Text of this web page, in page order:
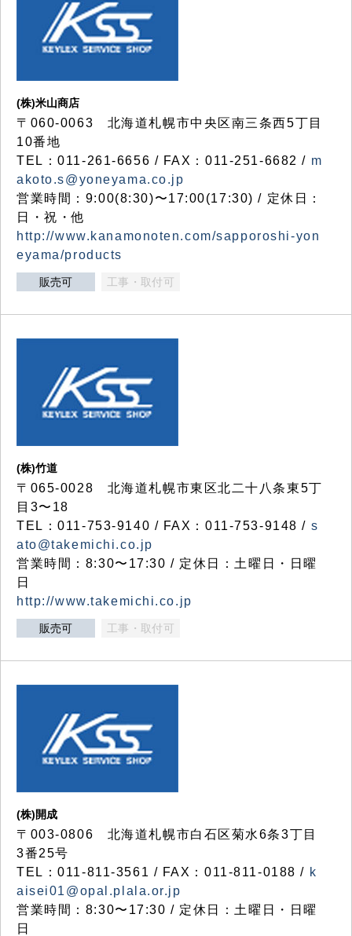
(株)米山商店
〒060-0063 北海道札幌市中央区南三条西5丁目
10番地
TEL：011-261-6656 / FAX：011-251-6682 / m
akoto.s@yoneyama.co.jp
営業時間：9:00(8:30)〜17:00(17:30) / 定休日：
日・祝・他
http://www.kanamonoten.com/sapporoshi-yon
eyama/products
販売可 工事・取付可
(株)竹道
〒065-0028 北海道札幌市東区北二十八条東5丁
目3〜18
TEL：011-753-9140 / FAX：011-753-9148 / s
ato@takemichi.co.jp
営業時間：8:30〜17:30 / 定休日：土曜日・日曜
日
http://www.takemichi.co.jp
販売可 工事・取付可
(株)開成
〒003-0806 北海道札幌市白石区菊水6条3丁目
3番25号
TEL：011-811-3561 / FAX：011-811-0188 / k
aisei01@opal.plala.or.jp
営業時間：8:30〜17:30 / 定休日：土曜日・日曜
日